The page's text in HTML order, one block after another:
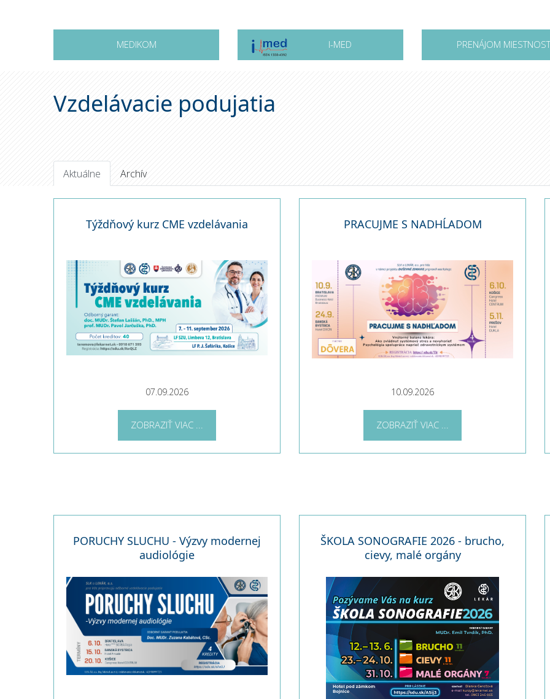
MEDIKOM I-MED PRENÁJOM
Vzdelávacie podujatia
Aktuálne Archív
Týždňový kurz CME vzdelávania
07.09.2026
ZOBRAZIŤ VIAC ...
PRACUJME S NADHĹADOM
10.09.2026
ZOBRAZIŤ VIAC ...
PORUCHY SLUCHU - Výzvy modernej
audiológie
ŠKOLA SONOGRAFIE 2026 - brucho,
cievy, malé orgány